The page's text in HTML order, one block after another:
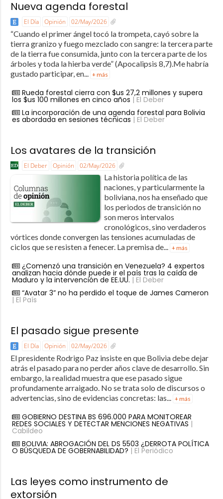
Nueva agenda forestal
El Día Opinión 02/May/2026
“Cuando el primer ángel tocó la trompeta, cayó sobre la
tierra granizo y fuego mezclado con sangre: la tercera parte
de la tierra fue consumida, junto con la tercera parte de los
árboles y toda la hierba verde” (Apocalipsis 8,7).Me habría
gustado participar, en...
+ más
Rueda forestal cierra con $us 27,2 millones y supera
los $us 100 millones en cinco años | El Deber
La incorporación de una agenda forestal para Bolivia
es abordada en sesiones técnicas | El Deber
Los avatares de la transición
El Deber Opinión 02/May/2026
La historia política de las
naciones, y particularmente la
boliviana, nos ha enseñado que
los periodos de transición no
son meros intervalos
cronológicos, sino verdaderos
vórtices donde convergen las tensiones acumuladas de
ciclos que se resisten a fenecer. La premisa de... + más
¿Comenzó una transición en Venezuela? 4 expertos
analizan hacia dónde puede ir el país tras la caída de
Maduro y la intervención de EE.UU. | El Deber
“Avatar 3” no ha perdido el toque de James Cameron
| El País
El pasado sigue presente
El Día Opinión 02/May/2026
El presidente Rodrigo Paz insiste en que Bolivia debe dejar
atrás el pasado para no perder años clave de desarrollo. Sin
embargo, la realidad muestra que ese pasado sigue
profundamente arraigado. No se trata solo de discursos o
advertencias, sino de evidencias concretas: las... + más
GOBIERNO DESTINA BS 696.000 PARA MONITOREAR
REDES SOCIALES Y DETECTAR MENCIONES NEGATIVAS |
Cabildeo
BOLIVIA: ABROGACIÓN DEL DS 5503 ¿DERROTA POLÍTICA
O BÚSQUEDA DE GOBERNABILIDAD? | El Periódico
Las leyes como instrumento de
extorsión